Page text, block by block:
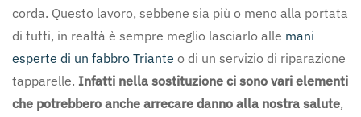
corda. Questo lavoro, sebbene sia più o meno alla portata
di tutti, in realtà è sempre meglio lasciarlo alle mani
esperte di un fabbro Triante o di un servizio di riparazione
tapparelle. Infatti nella sostituzione ci sono vari elementi
che potrebbero anche arrecare danno alla nostra salute,